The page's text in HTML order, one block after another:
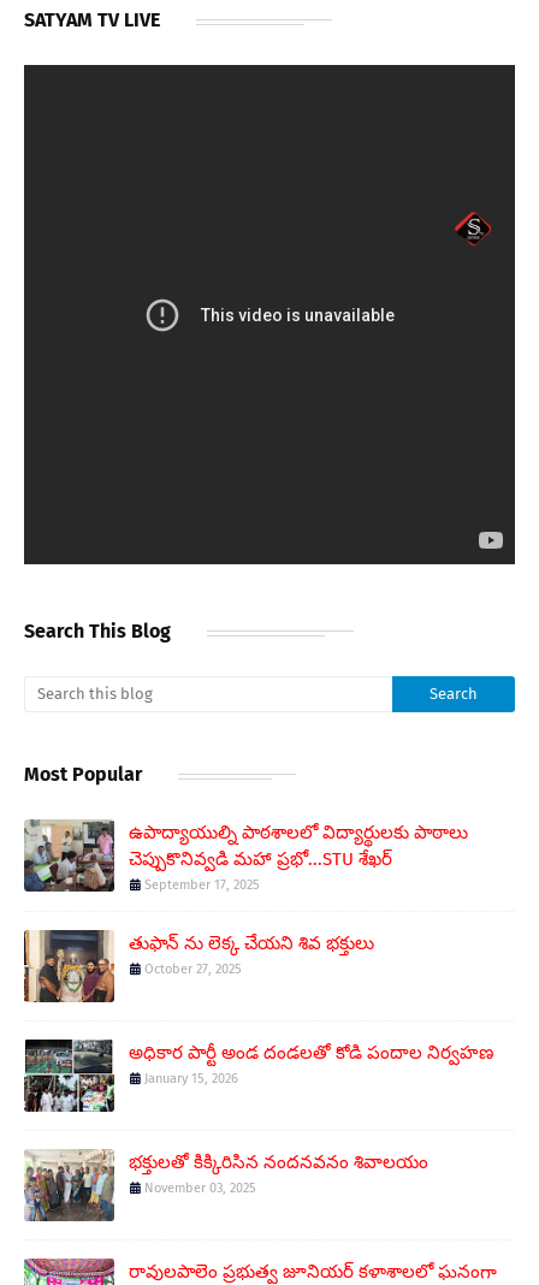
SATYAM TV LIVE
Search This Blog
Most Popular
ఉపాద్యాయుల్ని పాఠశాలలో విద్యార్థులకు పాఠాలు
చెప్పుకొనివ్వడి మహా ప్రభో...STU శేఖర్
September 17, 2025
తుఫాన్ ను లెక్క చేయని శివ భక్తులు
October 27, 2025
అధికార పార్టీ అండ దండలతో కోడి పందాల నిర్వహణ
January 15, 2026
భక్తులతో కిక్కిరిసిన నందనవనం శివాలయం
November 03, 2025
రావులపాలెం ప్రభుత్వ జూనియర్ కళాశాలలో ఘనంగా